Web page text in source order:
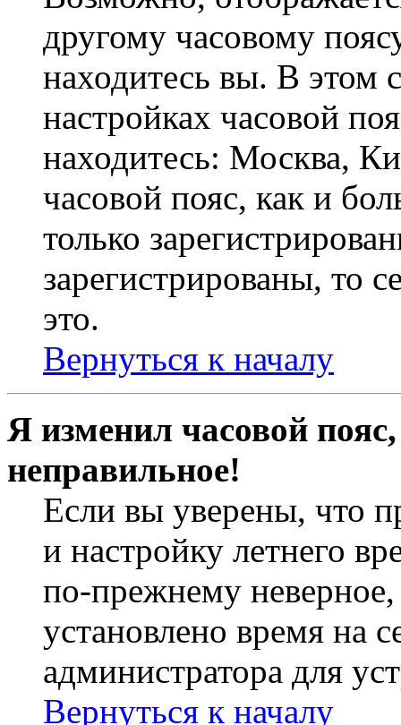
другому часовому
находитесь вы. В этом
настройках часовой
находитесь: Москва,
часовой пояс, как и
только
зарегистрированы, то
это.
Вернуться к началу
Я изменил часовой
неправильное!
Если вы уверены, что
и настройку летнего
по-прежнему неверное,
установлено время на
администратора для
Вернуться к началу